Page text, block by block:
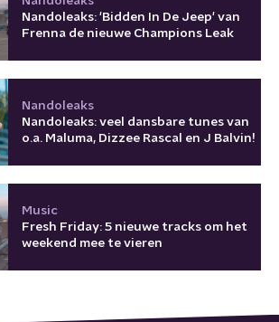
Nandoleaks: 'Bidden In De Jeep' van
Frenna de nieuwe Champions Leak
Nandoleaks
Nandoleaks: veel dansbare tunes van
o.a. Maluma, Dizzee Rascal en J Balvin!
Music
Fresh Friday: 5 nieuwe tracks om het
weekend mee te vieren